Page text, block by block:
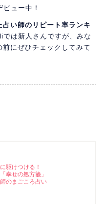
ュー中！
い師のリピート率ランキ
は新人さんですが、みな
にぜひチェックしてみて
駆けつける！
幸せの処方箋」
のまごころ占い